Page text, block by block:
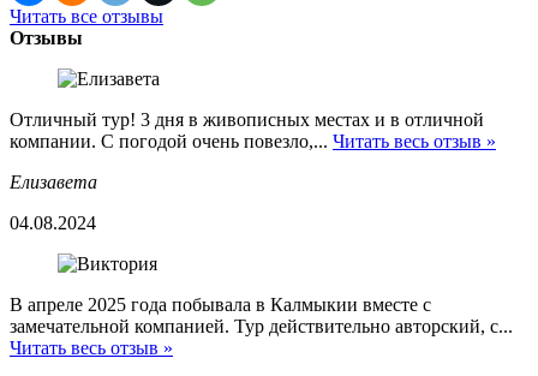
Читать все отзывы
Отзывы
Отличный тур! 3 дня в живописных местах и в отличной
компании. С погодой очень повезло,... Читать весь отзыв »
Елизавета
04.08.2024
В апреле 2025 года побывала в Калмыкии вместе с
замечательной компанией. Тур действительно авторский, с...
Читать весь отзыв »